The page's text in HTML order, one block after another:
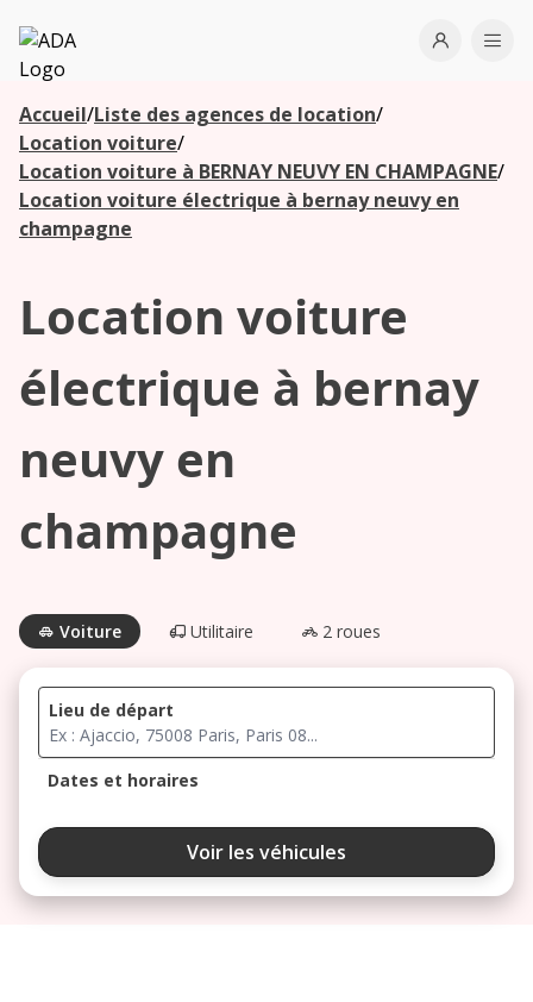
ADA
Open
Accueil/Liste des agences de location/
Location voiture/
Location voiture à BERNAY NEUVY EN CHAMPAGNE/
Location voiture électrique à bernay neuvy en
champagne
Location voiture
électrique à bernay
neuvy en
champagne
Voiture Utilitaire 2 roues
Lieu de départ
Dates et horaires
août 2026
ma me
Voir les véhicules
Les
agences à
proximité
votre
recherche
pour voir les
agences à